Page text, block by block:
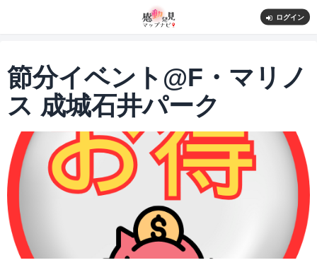
ログイン
節分イベント@F・マリノ
ス 成城石井パーク